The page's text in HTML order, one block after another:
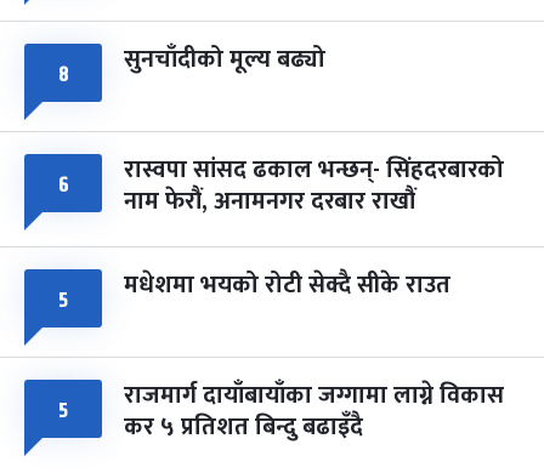
८ सुनचाँदीको मूल्य बढ्यो
६ रास्वपा सांसद ढकाल भन्छन्- सिंहदरबारको
नाम फेरौं, अनामनगर दरबार राखौं
५ मधेशमा भयको रोटी सेक्दै सीके राउत
५ राजमार्ग दायाँबायाँका जग्गामा लाग्ने विकास
कर ५ प्रतिशत बिन्दु बढाइँदै